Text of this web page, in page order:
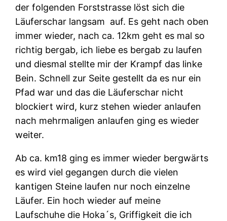
der folgenden Forststrasse löst sich die
Läuferschar langsam auf. Es geht nach oben
immer wieder, nach ca. 12km geht es mal so
richtig bergab, ich liebe es bergab zu laufen
und diesmal stellte mir der Krampf das linke
Bein. Schnell zur Seite gestellt da es nur ein
Pfad war und das die Läuferschar nicht
blockiert wird, kurz stehen wieder anlaufen
nach mehrmaligen anlaufen ging es wieder
weiter.
Ab ca. km18 ging es immer wieder bergwärts
es wird viel gegangen durch die vielen
kantigen Steine laufen nur noch einzelne
Läufer. Ein hoch wieder auf meine
Laufschuhe die Hoka´s, Griffigkeit die ich